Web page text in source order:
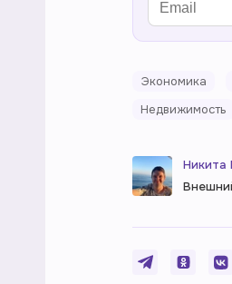
Экономика
Недвижимость
Никита